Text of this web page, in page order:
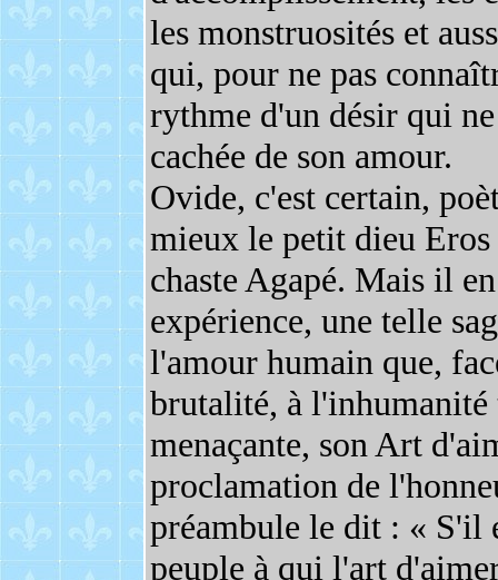
les monstruosités et
qui, pour ne pas
rythme d'un désir qui
cachée de son amour.
Ovide, c'est certain,
mieux le petit dieu Eros
chaste Agapé. Mais il
expérience, une telle
l'amour humain que,
brutalité, à l'inhumanité
menaçante, son Art
proclamation de
préambule le dit : « S'il
peuple à qui l'art